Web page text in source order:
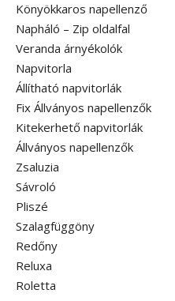
Könyökkaros napellenző
Napháló – Zip oldalfal
Veranda árnyékolók
Napvitorla
Állítható napvitorlák
Fix Állványos napellenzők
Kitekerhető napvitorlák
Állványos napellenzők
Zsaluzia
Sávroló
Pliszé
Szalagfüggöny
Redőny
Reluxa
Roletta